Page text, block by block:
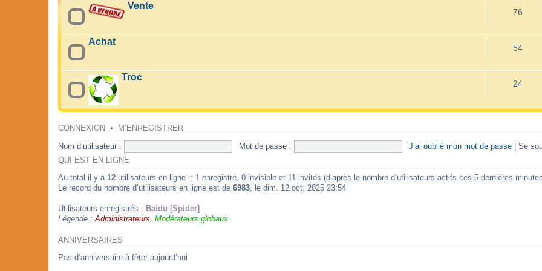
Vente
76
Achat
54
Troc
24
CONNEXION • M’ENREGISTRER
Nom d’utilisateur : Mot de passe : J’ai oublié mon mot de passe Se
QUI EST EN LIGNE
Au total il y a 12 utilisateurs en ligne :: 1 enregistré, 0 invisible et 11 invités (d’après le nombre d’utilisateurs actifs ces 5 dernières
Le record du nombre d’utilisateurs en ligne est de 6983 , le dim. 12 oct. 2025 23:54
Utilisateurs enregistrés : Baidu [Spider]
Légende : Administrateurs Modérateurs globaux
ANNIVERSAIRES
Pas d’anniversaire à fêter aujourd’hui